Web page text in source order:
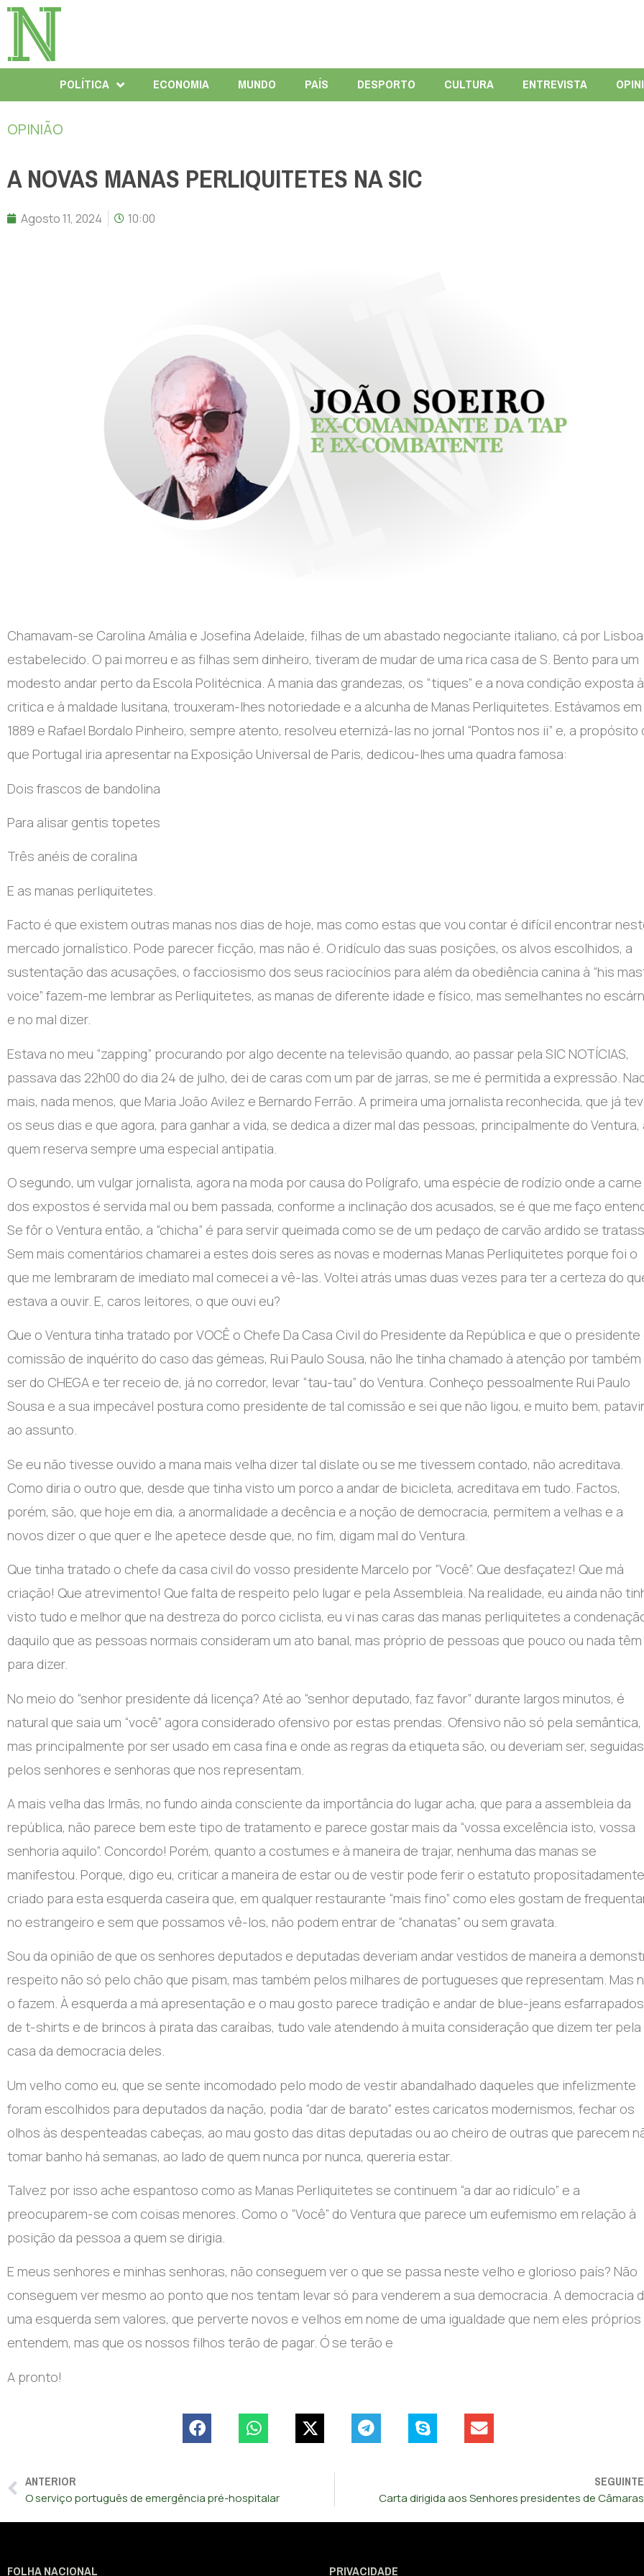
POLÍTICA ECONOMIA MUNDO PAÍS DESPORTO CULTURA ENTREVISTA
OPINIÃO
A NOVAS MANAS PERLIQUITETES NA SIC
Agosto 11, 2024 10:00
Chamavam-se Carolina Amália e Josefina Adelaide, filhas de um abastado negociante italiano, cá por Lisboa
estabelecido. O pai morreu e as filhas sem dinheiro, tiveram de mudar de uma rica casa de S. Bento para um
modesto andar perto da Escola Politécnica. A mania das grandezas, os “tiques” e a nova condição exposta à
critica e à maldade lusitana, trouxeram-lhes notoriedade e a alcunha de Manas Perliquitetes. Estávamos em
1889 e Rafael Bordalo Pinheiro, sempre atento, resolveu eternizá-las no jornal “Pontos nos ii” e, a propósito
que Portugal iria apresentar na Exposição Universal de Paris, dedicou-lhes uma quadra famosa:
Dois frascos de bandolina
Para alisar gentis topetes
Três anéis de coralina
E as manas perliquitetes.
Facto é que existem outras manas nos dias de hoje, mas como estas que vou contar é difícil encontrar
mercado jornalístico. Pode parecer ficção, mas não é. O ridículo das suas posições, os alvos escolhidos, a
sustentação das acusações, o facciosismo dos seus raciocínios para além da obediência canina à “his
voice” fazem-me lembrar as Perliquitetes, as manas de diferente idade e físico, mas semelhantes no
e no mal dizer.
Estava no meu “zapping” procurando por algo decente na televisão quando, ao passar pela SIC NOTÍCIAS,
passava das 22h00 do dia 24 de julho, dei de caras com um par de jarras, se me é permitida a expressão.
mais, nada menos, que Maria João Avilez e Bernardo Ferrão. A primeira uma jornalista reconhecida, que já
os seus dias e que agora, para ganhar a vida, se dedica a dizer mal das pessoas, principalmente do Ventura,
quem reserva sempre uma especial antipatia.
O segundo, um vulgar jornalista, agora na moda por causa do Polígrafo, uma espécie de rodízio onde a carne
dos expostos é servida mal ou bem passada, conforme a inclinação dos acusados, se é que me faço
Se fôr o Ventura então, a “chicha” é para servir queimada como se de um pedaço de carvão ardido se
Sem mais comentários chamarei a estes dois seres as novas e modernas Manas Perliquitetes porque foi o
que me lembraram de imediato mal comecei a vê-las. Voltei atrás umas duas vezes para ter a certeza do
estava a ouvir. E, caros leitores, o que ouvi eu?
Que o Ventura tinha tratado por VOCÊ o Chefe Da Casa Civil do Presidente da República e que o presidente
comissão de inquérito do caso das gémeas, Rui Paulo Sousa, não lhe tinha chamado à atenção por também
ser do CHEGA e ter receio de, já no corredor, levar “tau-tau” do Ventura. Conheço pessoalmente Rui Paulo
Sousa e a sua impecável postura como presidente de tal comissão e sei que não ligou, e muito bem,
ao assunto.
Se eu não tivesse ouvido a mana mais velha dizer tal dislate ou se me tivessem contado, não acreditava.
Como diria o outro que, desde que tinha visto um porco a andar de bicicleta, acreditava em tudo. Factos,
porém, são, que hoje em dia, a anormalidade a decência e a noção de democracia, permitem a velhas e a
novos dizer o que quer e lhe apetece desde que, no fim, digam mal do Ventura.
Que tinha tratado o chefe da casa civil do vosso presidente Marcelo por “Você”. Que desfaçatez! Que má
criação! Que atrevimento! Que falta de respeito pelo lugar e pela Assembleia. Na realidade, eu ainda não
visto tudo e melhor que na destreza do porco ciclista, eu vi nas caras das manas perliquitetes a
daquilo que as pessoas normais consideram um ato banal, mas próprio de pessoas que pouco ou nada têm
para dizer.
No meio do “senhor presidente dá licença? Até ao “senhor deputado, faz favor” durante largos minutos, é
natural que saia um “você” agora considerado ofensivo por estas prendas. Ofensivo não só pela semântica,
mas principalmente por ser usado em casa fina e onde as regras da etiqueta são, ou deveriam ser, seguidas
pelos senhores e senhoras que nos representam.
A mais velha das Irmãs, no fundo ainda consciente da importância do lugar acha, que para a assembleia da
república, não parece bem este tipo de tratamento e parece gostar mais da “vossa excelência isto, vossa
senhoria aquilo”. Concordo! Porém, quanto a costumes e à maneira de trajar, nenhuma das manas se
manifestou. Porque, digo eu, criticar a maneira de estar ou de vestir pode ferir o estatuto propositadamente
criado para esta esquerda caseira que, em qualquer restaurante “mais fino” como eles gostam de
no estrangeiro e sem que possamos vê-los, não podem entrar de “chanatas” ou sem gravata.
Sou da opinião de que os senhores deputados e deputadas deveriam andar vestidos de maneira a
respeito não só pelo chão que pisam, mas também pelos milhares de portugueses que representam. Mas
o fazem. À esquerda a má apresentação e o mau gosto parece tradição e andar de blue-jeans
de t-shirts e de brincos à pirata das caraíbas, tudo vale atendendo à muita consideração que dizem ter pela
casa da democracia deles.
Um velho como eu, que se sente incomodado pelo modo de vestir abandalhado daqueles que infelizmente
foram escolhidos para deputados da nação, podia “dar de barato” estes caricatos modernismos, fechar os
olhos às despenteadas cabeças, ao mau gosto das ditas deputadas ou ao cheiro de outras que parecem
tomar banho há semanas, ao lado de quem nunca por nunca, quereria estar.
Talvez por isso ache espantoso como as Manas Perliquitetes se continuem “a dar ao ridículo” e a
preocuparem-se com coisas menores. Como o “Você” do Ventura que parece um eufemismo em relação à
posição da pessoa a quem se dirigia.
E meus senhores e minhas senhoras, não conseguem ver o que se passa neste velho e glorioso país? Não
conseguem ver mesmo ao ponto que nos tentam levar só para venderem a sua democracia. A democracia
uma esquerda sem valores, que perverte novos e velhos em nome de uma igualdade que nem eles próprios
entendem, mas que os nossos filhos terão de pagar. Ó se terão e
A pronto!
ANTERIOR
O serviço português de emergência pré-hospitalar
SEGUINTE
Carta dirigida aos Senhores presidentes de Câmaras
FOLHA NACIONAL PRIVACIDADE